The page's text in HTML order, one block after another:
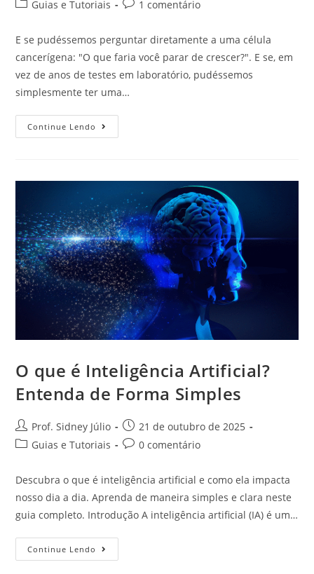
Guias e Tutoriais 1 comentário
E se pudéssemos perguntar diretamente a uma célula
cancerígena: "O que faria você parar de crescer?". E se, em
vez de anos de testes em laboratório, pudéssemos
simplesmente ter uma…
Continue Lendo
O que é Inteligência Artificial?
Entenda de Forma Simples
Prof. Sidney Júlio
21 de outubro de 2025
Guias e Tutoriais
0 comentário
Descubra o que é inteligência artificial e como ela impacta
nosso dia a dia. Aprenda de maneira simples e clara neste
guia completo. Introdução A inteligência artificial (IA) é um…
Continue Lendo